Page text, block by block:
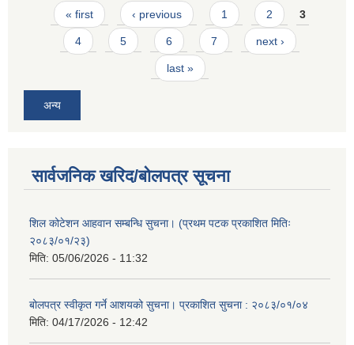
Pages
« first ‹ previous 1 2 3
4 5 6 7 next ›
last »
अन्य
सार्वजनिक खरिद/बोलपत्र सूचना
शिल कोटेशन आहवान सम्बन्धि सुचना। (प्रथम पटक प्रकाशित मितिः
२०८३/०१/२३)
मिति: 05/06/2026 - 11:32
बोलपत्र स्वीकृत गर्ने आशयको सुचना। प्रकाशित सुचना : २०८३/०१/०४
मिति: 04/17/2026 - 12:42